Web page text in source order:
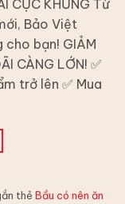
CỰC KHỦNG Từ
Bảo Việt
cho bạn! GIẢM
CÀNG LỚN! ✅
trở lên ✅ Mua
thẻ Bầu có nên ăn